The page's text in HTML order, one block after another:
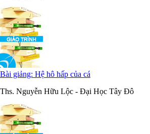
Bài giảng: Hệ hô hấp của cá
Ths. Nguyễn Hữu Lộc - Đại Học Tây Đô